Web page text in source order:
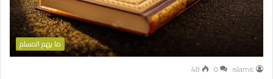
ما يهم المسلم
islamic
0
48